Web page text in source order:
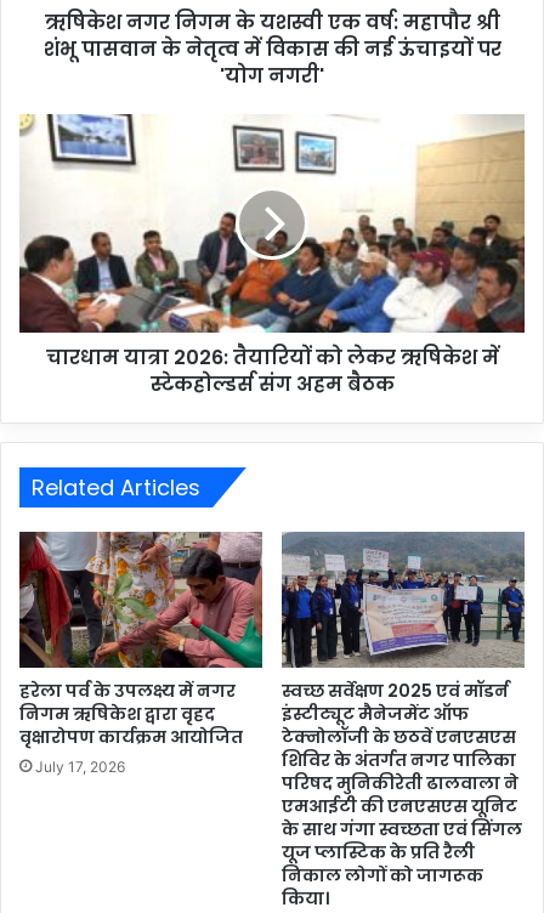
ऋषिकेश नगर निगम के यशस्वी एक वर्ष: महापौर श्री
शंभू पासवान के नेतृत्व में विकास की नई ऊंचाइयों पर
'योग नगरी'
चारधाम यात्रा 2026: तैयारियों को लेकर ऋषिकेश में
स्टेकहोल्डर्स संग अहम बैठक
Related Articles
हरेला पर्व के उपलक्ष्य में नगर
निगम ऋषिकेश द्वारा वृहद
वृक्षारोपण कार्यक्रम आयोजित
July 17, 2026
स्वच्छ सर्वेक्षण 2025 एवं मॉडर्न
इंस्टीट्यूट मैनेजमेंट ऑफ
टेक्नोलॉजी के छठवें एनएसएस
शिविर के अंतर्गत नगर पालिका
परिषद मुनिकीरेती ढालवाला ने
एमआईटी की एनएसएस यूनिट
के साथ गंगा स्वच्छता एवं सिंगल
यूज प्लास्टिक के प्रति रैली
निकाल लोगों को जागरूक
किया।